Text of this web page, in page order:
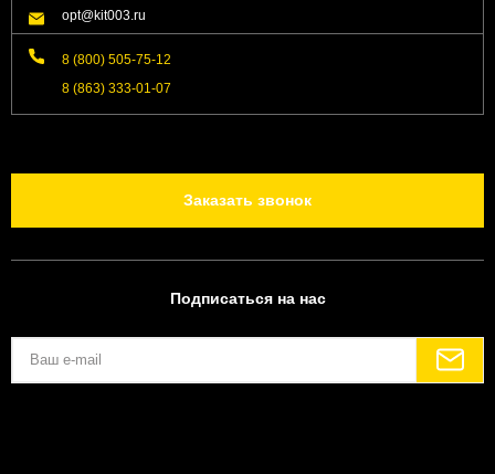
opt@kit003.ru
8 (800) 505-75-12
8 (863) 333-01-07
Заказать звонок
Подписаться на нас